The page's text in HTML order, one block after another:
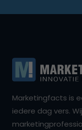
Marketingfacts is
iedere dag vers.